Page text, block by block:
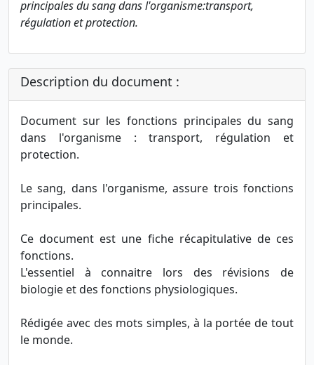
principales du sang dans l'organisme:transport,
régulation et protection.
Description du document :
Document sur les fonctions principales du sang
dans l'organisme : transport, régulation et
protection.
Le sang, dans l'organisme, assure trois fonctions
principales.
Ce document est une fiche récapitulative de ces
fonctions.
L'essentiel à connaitre lors des révisions de
biologie et des fonctions physiologiques.
Rédigée avec des mots simples, à la portée de tout
le monde.